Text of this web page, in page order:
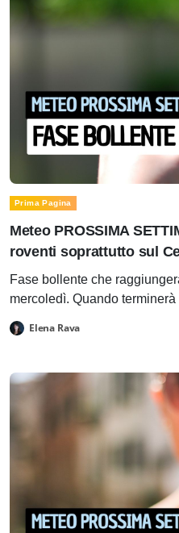
Prima Pagina
Meteo PROSSIMA
roventi soprattutto sul
Fase bollente che
mercoledì. Quando
Elena Rava